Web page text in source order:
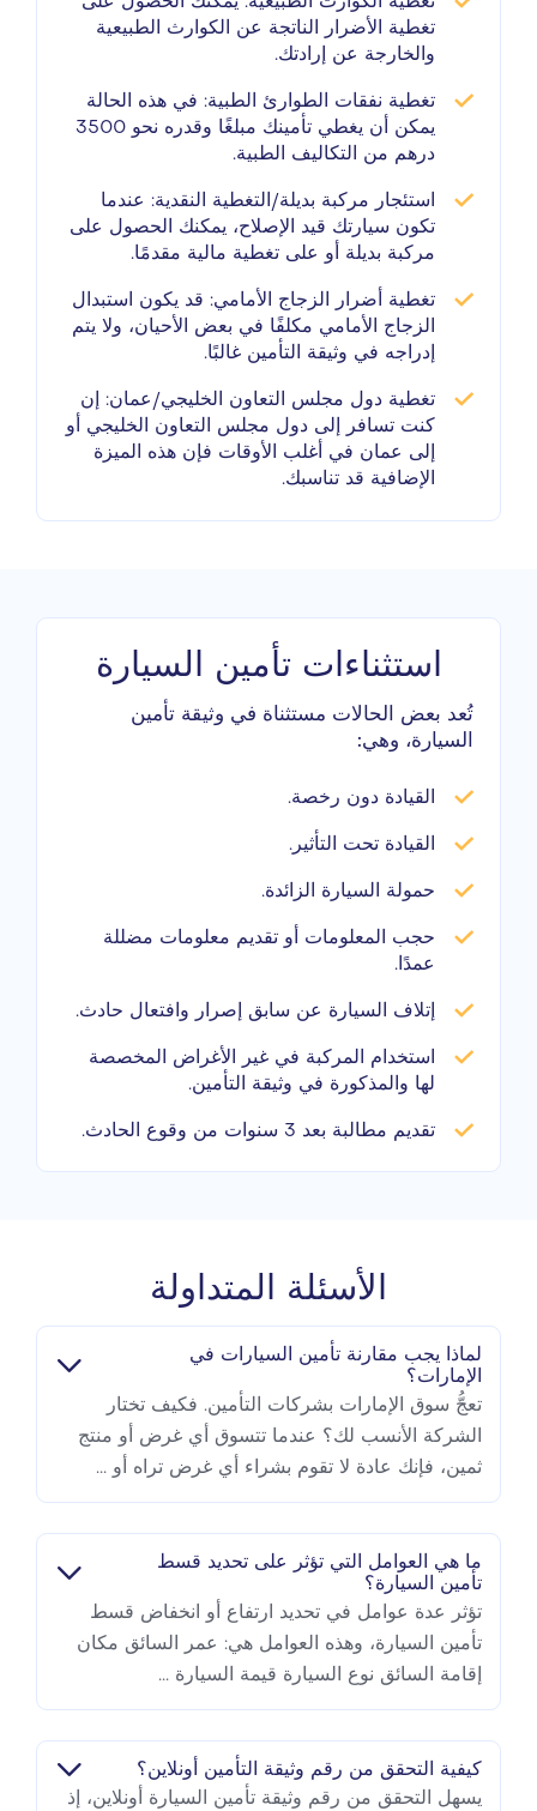
تغطية الأضرار الناتجة عن الكوارث الطبيعية
والخارجة عن إرادتك.
تغطية نفقات الطوارئ الطبية: في هذه الحالة
يمكن أن يغطي تأمينك مبلغًا وقدره نحو 3500
درهم من التكاليف الطبية.
استئجار مركبة بديلة/التغطية النقدية: عندما
تكون سيارتك قيد الإصلاح، يمكنك الحصول على
مركبة بديلة أو على تغطية مالية مقدمًا.
تغطية أضرار الزجاج الأمامي: قد يكون استبدال
الزجاج الأمامي مكلفًا في بعض الأحيان، ولا يتم
إدراجه في وثيقة التأمين غالبًا.
تغطية دول مجلس التعاون الخليجي/عمان: إن
كنت تسافر إلى دول مجلس التعاون الخليجي أو
إلى عمان في أغلب الأوقات فإن هذه الميزة
الإضافية قد تناسبك.
استثناءات تأمين السيارة
تُعد بعض الحالات مستثناة في وثيقة تأمين
السيارة، وهي:
القيادة دون رخصة.
القيادة تحت التأثير.
حمولة السيارة الزائدة.
حجب المعلومات أو تقديم معلومات مضللة
عمدًا.
إتلاف السيارة عن سابق إصرار وافتعال حادث.
استخدام المركبة في غير الأغراض المخصصة
لها والمذكورة في وثيقة التأمين.
تقديم مطالبة بعد 3 سنوات من وقوع الحادث.
الأسئلة المتداولة
لماذا يجب مقارنة تأمين السيارات في
الإمارات؟
تعجُّ سوق الإمارات بشركات التأمين. فكيف تختار
الشركة الأنسب لك؟ عندما تتسوق أي غرض أو منتج
ثمين، فإنك عادة لا تقوم بشراء أي غرض تراه أو ...
ما هي العوامل التي تؤثر على تحديد قسط
تأمين السيارة؟
تؤثر عدة عوامل في تحديد ارتفاع أو انخفاض قسط
تأمين السيارة، وهذه العوامل هي: عمر السائق مكان
إقامة السائق نوع السيارة قيمة السيارة ...
كيفية التحقق من رقم وثيقة التأمين أونلاين؟
يسهل التحقق من رقم وثيقة تأمين السيارة أونلاين، إذ